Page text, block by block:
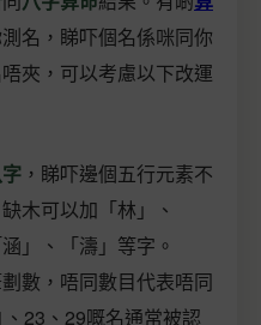
名，睇吓個名係咪同你
夾，可以考慮以下改運
，睇吓邊個五行元素不
木可以加「林」、
」、「濤」等字。
數，唔同數目代表唔同
23、29嘅名通常被認